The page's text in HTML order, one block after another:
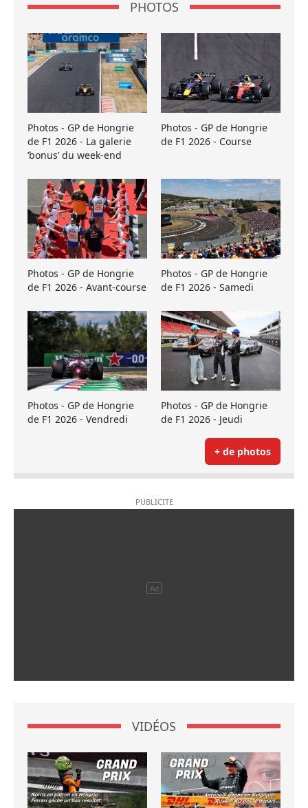
PHOTOS
Photos - GP de Hongrie
de F1 2026 - La galerie
’bonus’ du week-end
Photos - GP de Hongrie
de F1 2026 - Course
Photos - GP de Hongrie
de F1 2026 - Avant-course
Photos - GP de Hongrie
de F1 2026 - Samedi
Photos - GP de Hongrie
de F1 2026 - Vendredi
Photos - GP de Hongrie
de F1 2026 - Jeudi
+ de photos
VIDÉOS